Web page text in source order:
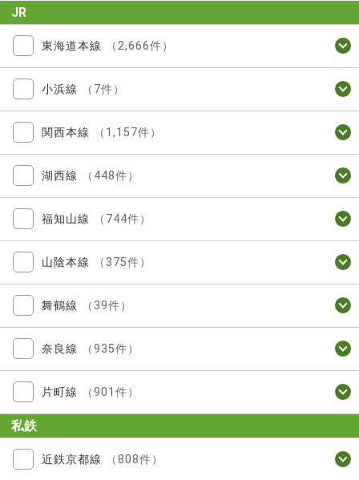
JR
東海道本線 （2,666件）
小浜線 （7件）
関西本線 （1,157件）
湖西線 （448件）
福知山線 （744件）
山陰本線 （375件）
舞鶴線 （39件）
奈良線 （935件）
片町線 （901件）
私鉄
近鉄京都線 （808件）